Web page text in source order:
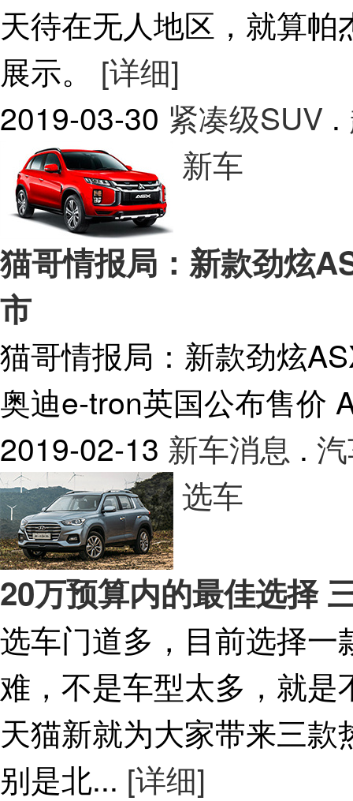
天待在无人地区，就算
展示。 [详细]
2019-03-30 紧凑级SUV .
新车
猫哥情报局：新款劲炫
市
猫哥情报局：新款劲炫
奥迪e-tron英国公布售价
2019-02-13 新车消息 .
选车
20万预算内的最佳选择
选车门道多，目前选择
难，不是车型太多，就
天猫新就为大家带来三
别是北... [详细]